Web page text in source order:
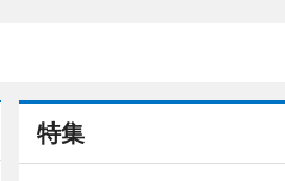
特集